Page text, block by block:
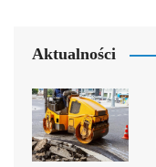
Aktualności